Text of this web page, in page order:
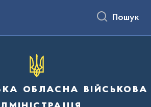
Пошук
обласна військова